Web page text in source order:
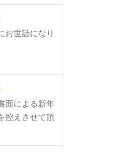
お世話になり
面による新年
控えさせて頂